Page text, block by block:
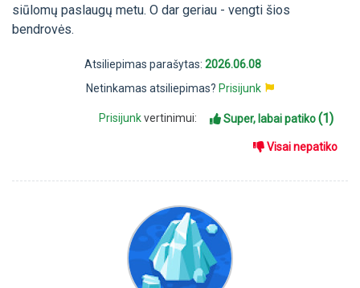
siūlomų paslaugų metu. O dar geriau - vengti šios
bendrovės.
Atsiliepimas parašytas: 2026.06.08
Netinkamas atsiliepimas? Prisijunk
Prisijunkvertinimui: Super, labai patiko(1)
Visai nepatiko